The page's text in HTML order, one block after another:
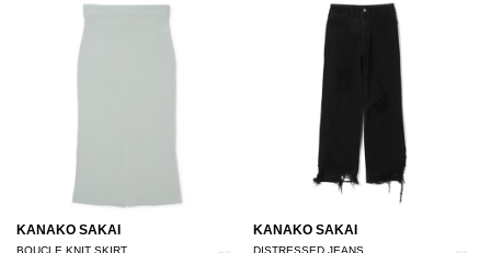
KANAKO SAKAI
BOUCLE KNIT SKIRT
KANAKO SAKAI
DISTRESSED JEANS